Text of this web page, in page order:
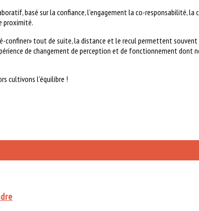
basé sur la confiance, l’engagement la co-responsabilité,
proximité.
confiner» tout de suite, la distance et le recul permettent
de changement de perception et de fonctionnement dont
cultivons l’équilibre !